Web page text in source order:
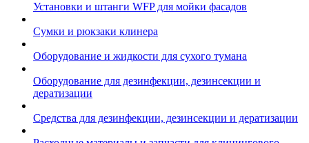
Установки и штанги WFP для мойки фасадов
Сумки и рюкзаки клинера
Оборудование и жидкости для сухого тумана
Оборудование для дезинфекции, дезинсекции и
дератизации
Средства для дезинфекции, дезинсекции и дератизации